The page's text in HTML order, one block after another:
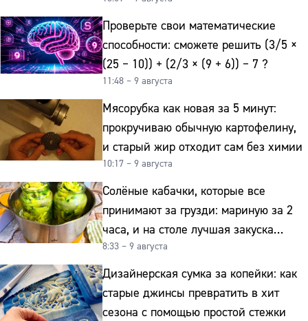
Проверьте свои математические
способности: сможете решить (3/5 ×
(25 − 10)) + (2/3 × (9 + 6)) − 7 ?
11:48 – 9 августа
Мясорубка как новая за 5 минут:
прокручиваю обычную картофелину,
и старый жир отходит сам без химии
10:17 – 9 августа
Солёные кабачки, которые все
принимают за грузди: мариную за 2
часа, и на столе лучшая закуска
к картошке
8:33 – 9 августа
Дизайнерская сумка за копейки: как
старые джинсы превратить в хит
сезона с помощью простой стежки